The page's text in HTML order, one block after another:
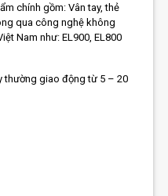
chính gồm: Vân tay, thẻ
quacông nghệ không
Nam như: EL900, EL800
thường giao động từ 5 – 20